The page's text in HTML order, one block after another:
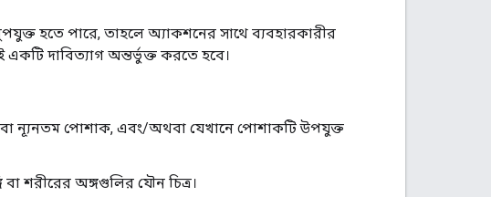
হতে পারে, তাহলে অ্যাকশনের সাথে ব্যবহারকারীর
দাবিত্যাগ অন্তর্ভুক্ত করতে হবে।
বা ন্যূনতম পোশাক, এবং/অথবা যেখানে পোশাকটি উপযুক্ত
বা শরীরের অঙ্গগুলির যৌন চিত্র।